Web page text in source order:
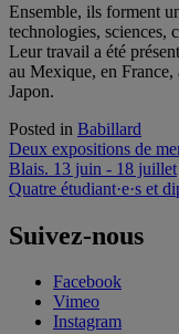
Ensemble, ils forment
technologies, sciences,
Leur travail a été
au Mexique, en
Japon.
Posted in Babillard
Navigation
de
Deux expositions de
Blais. 13 juin - 18 juillet
Quatre étudiant·e·s et
Suivez-nous
Facebook
Vimeo
Instagram